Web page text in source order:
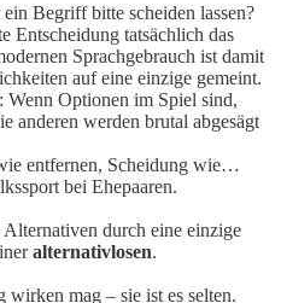
Begriff bitte scheiden lassen?
Entscheidung tatsächlich das
Sprachgebrauch ist damit
auf eine einzige gemeint.
Wenn Optionen im Spiel sind,
anderen werden brutal abgesägt
entfernen, Scheidung wie…
bei Ehepaaren.
durch eine einzige
alternativlosen.
wirken mag – sie ist es selten.